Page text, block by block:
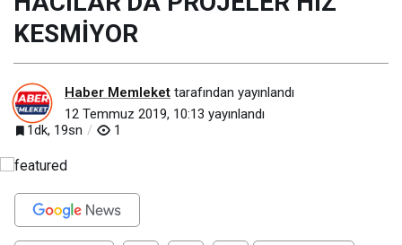
KESMİYOR
Haber Memleket tarafından yayınlandı
12 Temmuz 2019, 10:13 yayınlandı
1dk, 19sn
1